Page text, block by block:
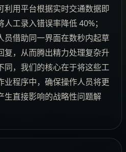
利用平台根据实时交通数据即
工录入错误率降低 40%；
员借助同一界面在数秒内起草
复，从而腾出精力处理复杂升
同，我们的核心在于将这些工
业程序中，确保操作人员将更
生直接影响的战略性问题解